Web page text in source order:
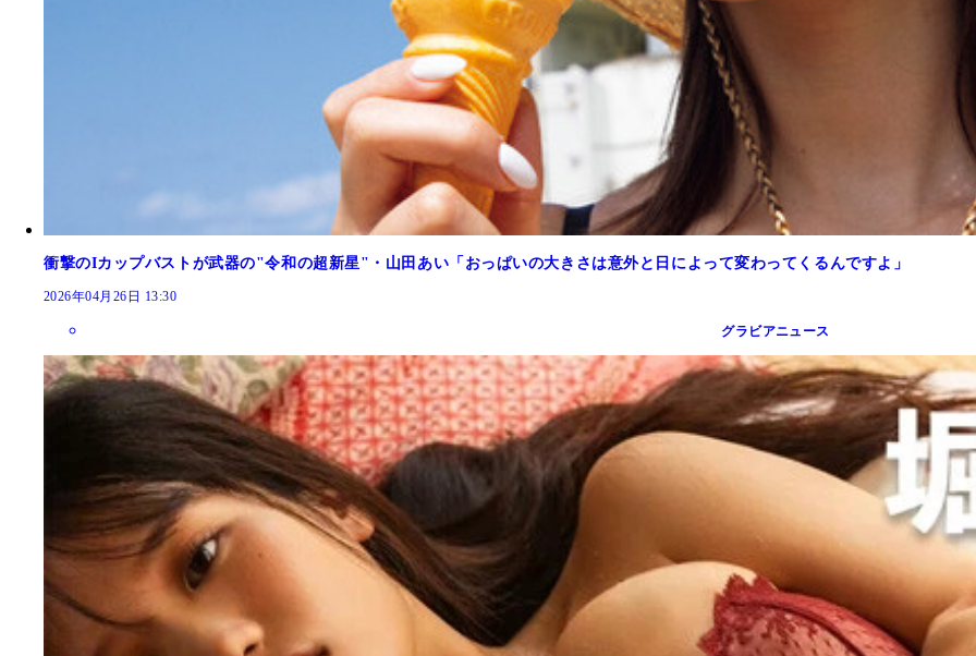
衝撃のIカップバストが武器の"令和の超新星"・山田あい「おっぱいの大きさは意外と日によって変わってくるんですよ」
2026年04月26日 13:30
グラビアニュース